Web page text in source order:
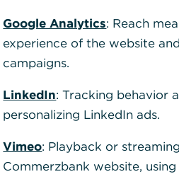
Ihr
am
Google Analytics: Reach
experience of the website
campaigns.
LinkedIn: Tracking behavior
personalizing LinkedIn ads.
Vimeo: Playback or
Commerzbank website,